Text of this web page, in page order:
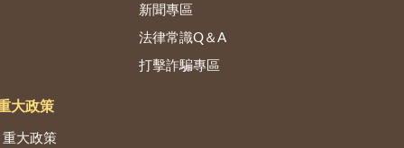
新聞專區
法律常識Q＆A
打擊詐騙專區
大政策
重大政策